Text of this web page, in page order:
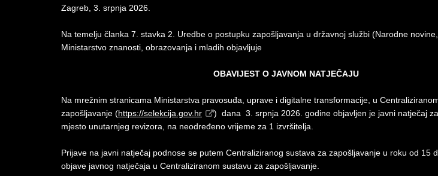
Zagreb, 3. srpnja 2026.
Na temelju članka 7. stavka 2. Uredbe o postupku zapošljavanja u državnoj službi (Narodne
Ministarstvo znanosti, obrazovanja i mladih objavljuje
OBAVIJEST O JAVNOM NATJEČAJU
Na mrežnim stranicama Ministarstva pravosuđa, uprave i digitalne transformacije, u
zapošljavanje (https://selekcija.gov.hr
) dana 3. srpnja 2026. godine objavljen je javni natječaj
mjesto unutarnjeg revizora, na neodređeno vrijeme za 1 izvršitelja.
Prijave na javni natječaj podnose se putem Centraliziranog sustava za zapošljavanje u roku od 15
objave javnog natječaja u Centraliziranom sustavu za zapošljavanje.